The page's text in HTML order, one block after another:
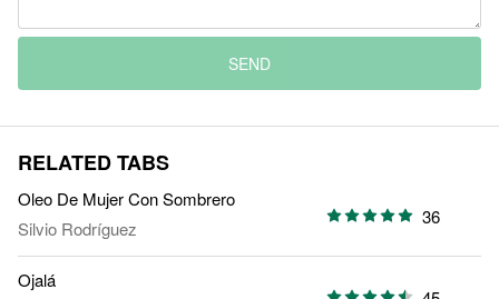
SEND
RELATED TABS
Oleo De Mujer Con Sombrero
Silvio Rodríguez
36
Ojalá